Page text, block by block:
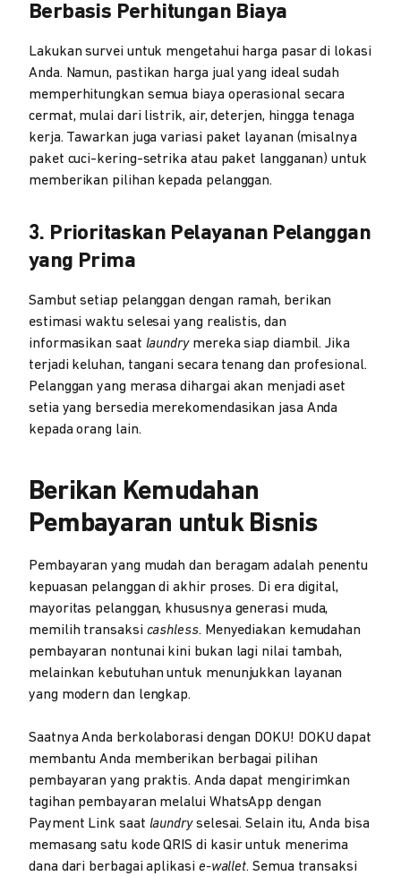
Berbasis Perhitungan Biaya
Lakukan survei untuk mengetahui harga pasar di lokasi
Anda. Namun, pastikan harga jual yang ideal sudah
memperhitungkan semua biaya operasional secara
cermat, mulai dari listrik, air, deterjen, hingga tenaga
kerja. Tawarkan juga variasi paket layanan (misalnya
paket cuci-kering-setrika atau paket langganan) untuk
memberikan pilihan kepada pelanggan.
3. Prioritaskan Pelayanan Pelanggan
yang Prima
Sambut setiap pelanggan dengan ramah, berikan
estimasi waktu selesai yang realistis, dan
informasikan saat laundrymereka siap diambil. Jika
terjadi keluhan, tangani secara tenang dan profesional.
Pelanggan yang merasa dihargai akan menjadi aset
setia yang bersedia merekomendasikan jasa Anda
kepada orang lain.
Berikan Kemudahan
Pembayaran untuk Bisnis
Pembayaran yang mudah dan beragam adalah penentu
kepuasan pelanggan di akhir proses. Di era digital,
mayoritas pelanggan, khususnya generasi muda,
memilih transaksi cashless. Menyediakan kemudahan
pembayaran nontunai kini bukan lagi nilai tambah,
melainkan kebutuhan untuk menunjukkan layanan
yang modern dan lengkap.
Saatnya Anda berkolaborasi dengan DOKU! DOKU dapat
membantu Anda memberikan berbagai pilihan
pembayaran yang praktis. Anda dapat mengirimkan
tagihan pembayaran melalui WhatsApp dengan
Payment Link saat laundryselesai. Selain itu, Anda bisa
memasang satu kode QRIS di kasir untuk menerima
dana dari berbagai aplikasi e-wallet. Semua transaksi